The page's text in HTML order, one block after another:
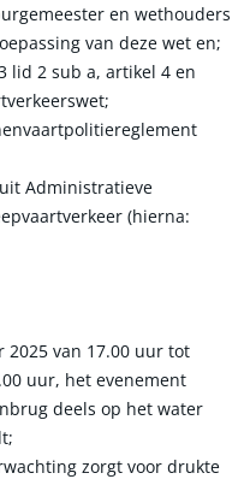
en wethouders
van deze wet en;
lid 2 sub a, artikel 4 en
Administratieve
(hierna:
van 17.00 uur tot
uur, het evenement
deels op het water
zorgt voor drukte